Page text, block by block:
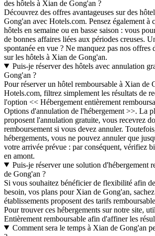
des hôtels à Xian de Gong'an ?
Découvrez des offres avantageuses sur des
Gong'an avec Hotels.com. Pensez également à
hôtels en semaine ou en basse saison : vous
de bonnes affaires liées aux périodes creuses.
spontanée en vue ? Ne manquez pas nos offres
sur les hôtels à Xian de Gong'an.
Puis-je réserver des hôtels avec annulation
Gong'an ?
Pour réserver un hôtel remboursable à Xian de
Hotels.com, filtrez simplement les résultats de
l'option << Hébergement entièrement
Options d'annulation de l'hébergement >>. La
proposent l'annulation gratuite, vous recevrez
remboursement si vous devez annuler.
hébergements, vous ne pouvez annuler que
votre arrivée prévue : par conséquent, vérifiez
en amont.
Puis-je réserver une solution d'hébergement
de Gong'an ?
Si vous souhaitez bénéficier de flexibilité afin
besoin, vos plans pour Xian de Gong'an,
établissements proposent des tarifs
Pour trouver ces hébergements sur notre site,
Entièrement remboursable afin d'affiner les
Comment sera le temps à Xian de Gong'an